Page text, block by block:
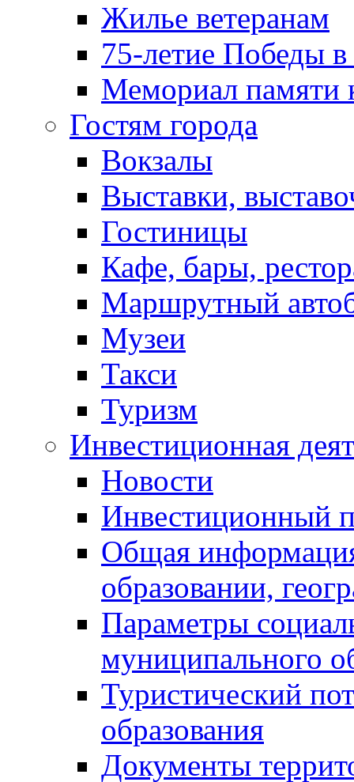
Жилье ветеранам
75-летие Победы
Мемориал памяти
Гостям города
Вокзалы
Выставки,
Гостиницы
Кафе, бары,
Маршрутный
Музеи
Такси
Туризм
Инвестиционная
Новости
Инвестиционный
Общая
образовании,
Параметры
муниципального
Туристический
образования
Документы